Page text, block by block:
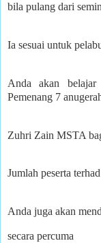
bila pulang dari
Ia sesuai untuk
Anda akan
Pemenang 7
Zuhri Zain MSTA
Jumlah peserta
Anda juga akan
secara percuma